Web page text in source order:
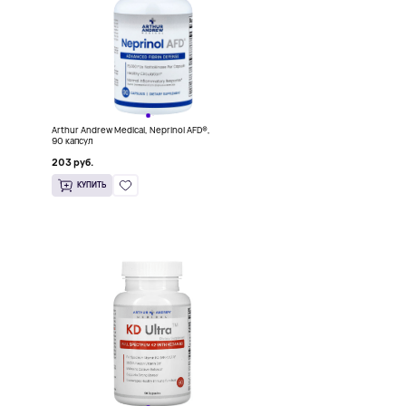
Arthur Andrew Medical, Neprinol AFD®,
90 капсул
203 руб.
КУПИТЬ